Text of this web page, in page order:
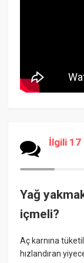
İlgili 17
Yağ
içmeli?
Aç karnına
hızlandıran